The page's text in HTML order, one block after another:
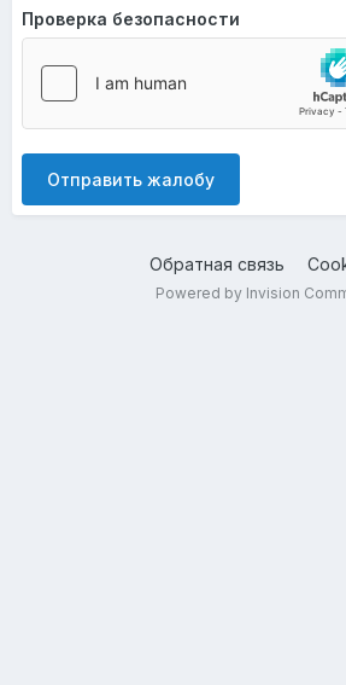
Проверка безопасности
Отправить жалобу
Обратная связь
Powered by Invision